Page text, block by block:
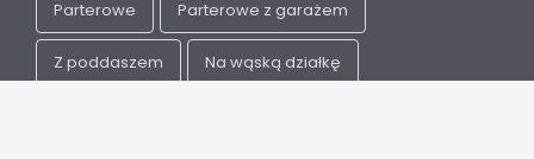
Parterowe Parterowe z garażem
Z poddaszem Na wąską działkę